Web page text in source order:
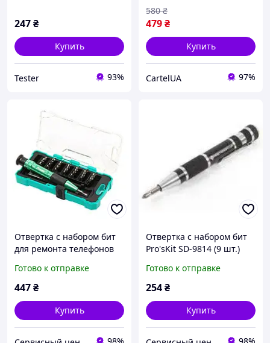
247₴
Купить
Tester 93%
479₴
580 ₴
Купить
CartelUA 97%
Отвертка с набором бит
для ремонта телефонов
Готово к отправке
447₴
Купить
Отвертка с набором бит
Pro'sKit SD-9814 (9 шт.)
Готово к отправке
254₴
Купить